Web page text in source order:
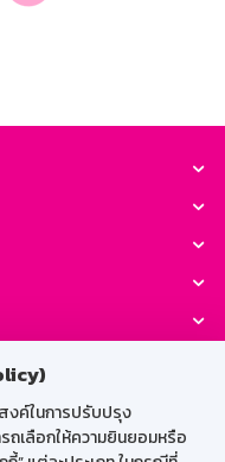
งค์ในการปรับปรุง
ถเลือกให้ความยินยอมหรือ